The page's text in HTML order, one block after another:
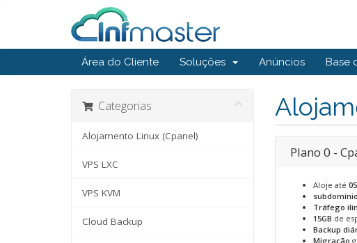
Área do Cliente Soluções Anúncios Base
Categorias
Alojamento Linux (Cpanel)
VPS LXC
VPS KVM
Cloud Backup
Plano 0 -
Aloje até 05
Tráfego
15GB de
Backup
Migração